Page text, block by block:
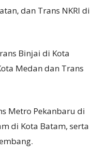
dan Trans NKRI di
Binjai di Kota
Medan dan Trans
Metro Pekanbaru di
di Kota Batam, serta